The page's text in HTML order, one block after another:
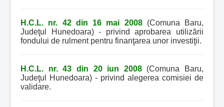
H.C.L. nr. 42 din 16 mai 2008(Comuna Baru,
Judeţul Hunedoara) - privind aprobarea utilizării
fondului de rulment pentru finanţarea unor investiţii.
H.C.L. nr. 43 din 20 iun 2008(Comuna Baru,
Judeţul Hunedoara) - privind alegerea comisiei de
validare.